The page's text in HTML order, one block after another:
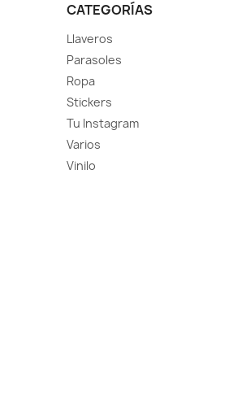
CATEGORÍAS
Llaveros
Parasoles
Ropa
Stickers
Tu Instagram
Varios
Vinilo